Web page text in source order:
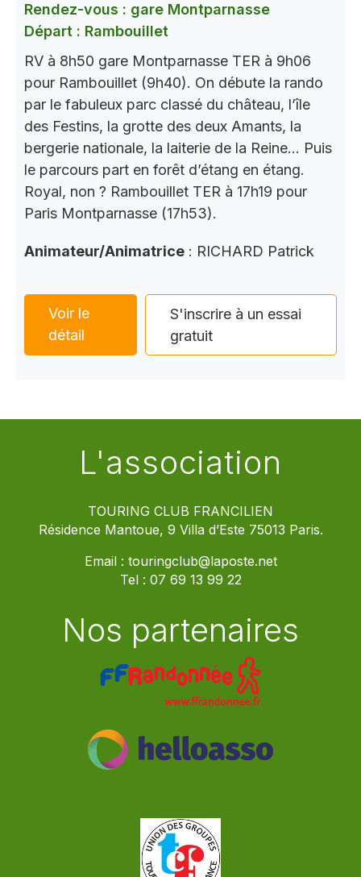
Rendez-vous : gare Montparnasse
Départ : Rambouillet
RV à 8h50 gare Montparnasse TER à 9h06
pour Rambouillet (9h40). On débute la rando
par le fabuleux parc classé du château, l’île
des Festins, la grotte des deux Amants, la
bergerie nationale, la laiterie de la Reine… Puis
le parcours part en forêt d’étang en étang.
Royal, non ? Rambouillet TER à 17h19 pour
Paris Montparnasse (17h53).
Animateur/Animatrice : RICHARD Patrick
Voir le
détail
S'inscrire à un essai
gratuit
L'association
TOURING CLUB FRANCILIEN
Résidence Mantoue, 9 Villa d’Este 75013 Paris.
Email : touringclub@laposte.net
Tel : 07 69 13 99 22
Nos partenaires